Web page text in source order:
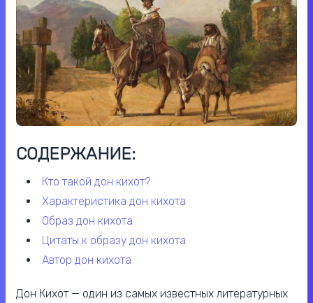
СОДЕРЖАНИЕ:
кто такой дон кихот?
характеристика дон кихота
образ дон кихота
цитаты к образу дон кихота
автор дон кихота
Дон Кихот — один из самых известных литературных